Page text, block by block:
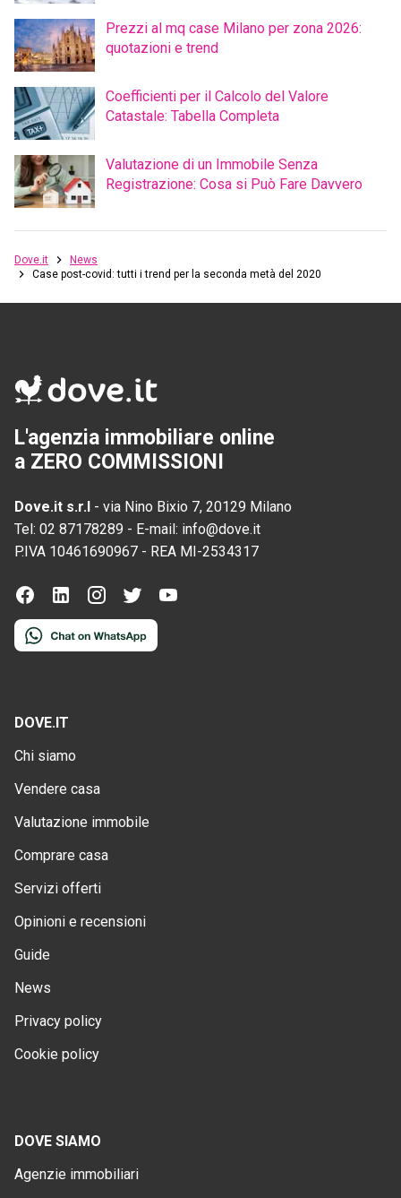
Prezzi al mq case Milano per zona 2026:
quotazioni e trend
Coefficienti per il Calcolo del Valore
Catastale: Tabella Completa
Valutazione di un Immobile Senza
Registrazione: Cosa si Può Fare Davvero
Dove.it
News
Case post-covid: tutti i trend per la seconda metà del 2020
L'agenzia immobiliare online
a ZERO COMMISSIONI
Dove.it s.r.l - via Nino Bixio 7, 20129 Milano
Tel: 02 87178289 - E-mail: info@dove.it
P.IVA 10461690967 - REA MI-2534317
DOVE.IT
Chi siamo
Vendere casa
Valutazione immobile
Comprare casa
Servizi offerti
Opinioni e recensioni
Guide
News
Privacy policy
Cookie policy
DOVE SIAMO
Agenzie immobiliari